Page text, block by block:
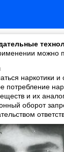
можно
наркотики
и их
оборот